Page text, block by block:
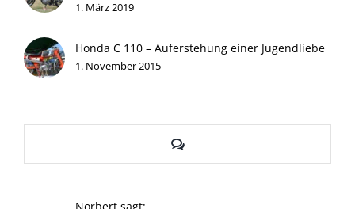
1. März 2019
Honda C 110 – Auferstehung einer Jugendliebe
1. November 2015
Kommentare